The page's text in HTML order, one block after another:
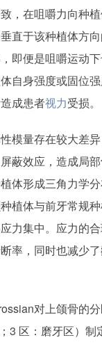
，在咀嚼力向种
直于该种植体方
即便是咀嚼运动
自身强度或固位
成患者视力受损。
模量存在较大差
蔽效应，造成局
体形成三角力学
植体与前牙常规
力集中。应力的
率，同时也减少
对上颌骨的
3 区：磨牙区）制